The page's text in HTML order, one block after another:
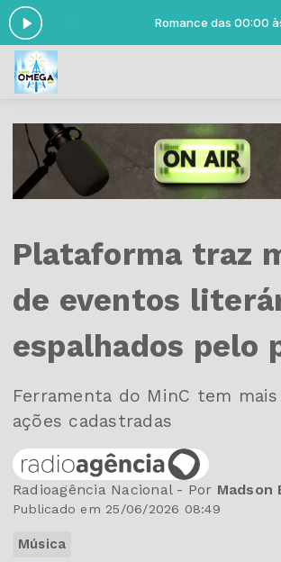
Romance das 00:00 às
Plataforma traz
de eventos
espalhados pelo
Ferramenta do MinC tem
ações cadastradas
Radioagência Nacional - Por Madson
Publicado em 25/06/2026 08:49
Música